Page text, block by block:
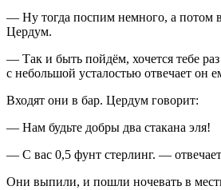
— Ну тогда поспим немного, а потом
Цердум.
— Так и быть пойдём, хочется тебе
с небольшой усталостью отвечает он
Входят они в бар. Цердум говорит:
— Нам будьте добры два стакана эля!
— С вас 0,5 фунт стерлинг. —
Они выпили, и пошли ночевать в